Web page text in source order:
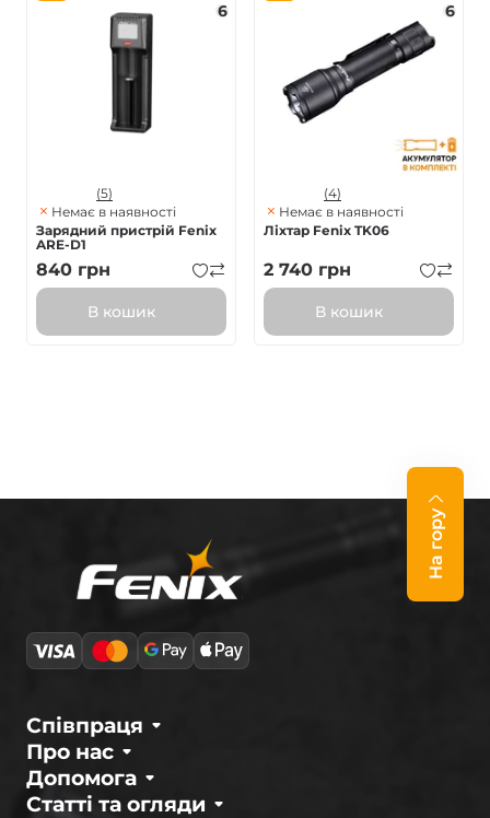
6
(5)
Немає в наявності
Зарядний пристрій Fenix
ARE-D1
840 грн
В кошик
6
(4)
Немає в наявності
Ліхтар Fenix TK06
2 740 грн
В кошик
На гору
Про нас
Співпраця
Статті та огляди
Допомога